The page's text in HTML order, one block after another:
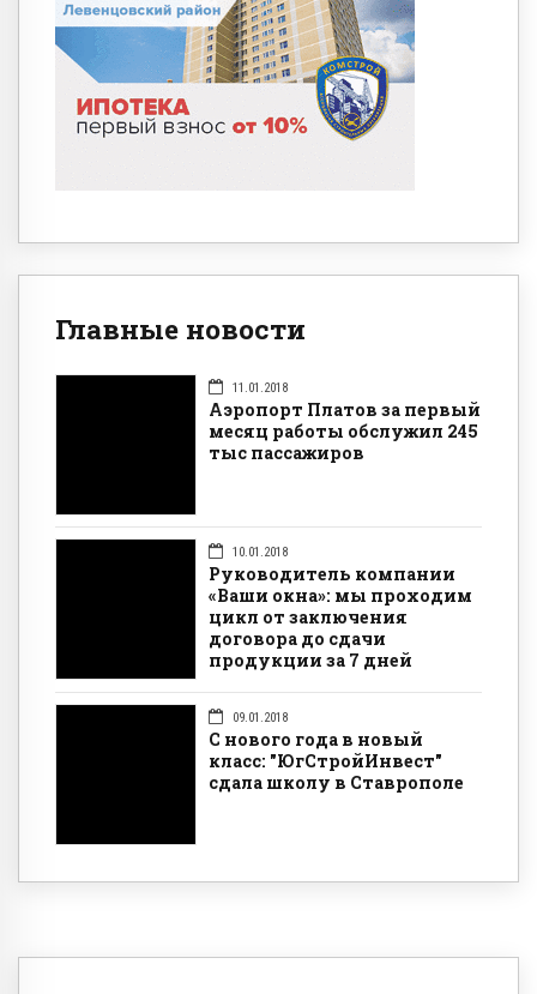
Главные новости
11.01.2018
Аэропорт Платов за первый
месяц работы обслужил 245
тыс пассажиров
10.01.2018
Руководитель компании
«Ваши окна»: мы проходим
цикл от заключения
договора до сдачи
продукции за 7 дней
09.01.2018
С нового года в новый
класс: "ЮгСтройИнвест"
сдала школу в Ставрополе